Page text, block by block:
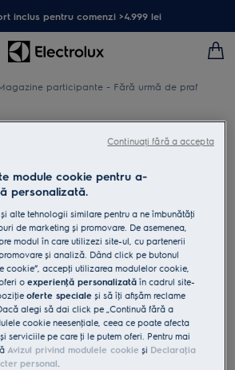
inclus pentru comenzi >4.999 lei
participante - Fără urmă de praf
- Fără urmă
module cookie pentru a-
personalizată.
alte tehnologii similare pentru a ne îmbunătăţi
de marketing și promovare. De asemenea,
modul în care utilizezi site-ul, cu partenerii
și analiză. Dând click pe butonul
cookie”, accepţi utilizarea modulelor cookie,
oexperienţă personalizată în cadrul site-
oferte speciale și să îţi afișăm reclame
alegi să dai click pe „Continuă fără a
cookie neesenţiale, ceea ce poate afecta
serviciile pe care ţi le putem oferi. Pentru mai
Avizul privind modulele cookie și Declaraţia
personal.
Continuați fără a accepta